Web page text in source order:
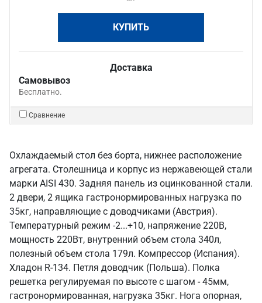
КУПИТЬ
Доставка
Самовывоз
Бесплатно.
Сравнение
Охлаждаемый стол без борта, нижнее расположение
агрегата. Столешница и корпус из нержавеющей стали
марки AISI 430. Задняя панель из оцинкованной стали.
2 двери, 2 ящика гастронормированных нагрузка по
35кг, направляющие с доводчиками (Австрия).
Температурный режим -2...+10, напряжение 220В,
мощность 220Вт, внутренний объем стола 340л,
полезный объем стола 179л. Компрессор (Испания).
Хладон R-134. Петля доводчик (Польша). Полка
решетка регулируемая по высоте с шагом - 45мм,
гастронормированная, нагрузка 35кг. Нога опорная,